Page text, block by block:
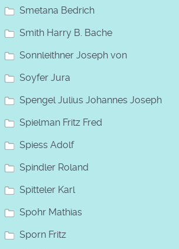
Smetana Bedrich
Smith Harry B. Bache
Sonnleithner Joseph von
Soyfer Jura
Spengel Julius Johannes Joseph
Spielman Fritz Fred
Spiess Adolf
Spindler Roland
Spitteler Karl
Spohr Mathias
Sporn Fritz